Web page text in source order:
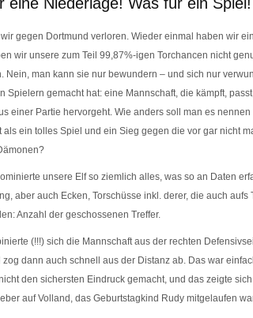
gegen Dortmund verloren. Wieder einmal haben wir
wir unsere zum Teil 99,87%-igen Torchancen nicht
Nein, man kann sie nur bewundern – und sich nur
Spielern gemacht hat: eine Mannschaft, die kämpft,
einer Partie hervorgeht. Wie anders soll man es
als ein tolles Spiel und ein Sieg gegen die vor gar nicht
unsere Elf so ziemlich alles, was so an Daten
aber auch Ecken, Torschüsse inkl. derer, die auch aufs
Anzahl der geschossenen Treffer.
(!!!) sich die Mannschaft aus der rechten
dann auch schnell aus der Distanz ab. Das war
den sichersten Eindruck gemacht, und das zeigte
auf Volland, das Geburtstagkind Rudy mitgelaufen